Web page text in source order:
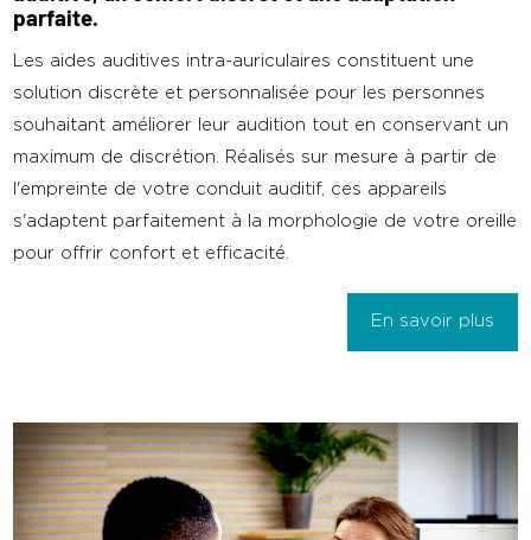
parfaite.
Les aides auditives intra-auriculaires constituent une
solution discrète et personnalisée pour les personnes
souhaitant améliorer leur audition tout en conservant un
maximum de discrétion. Réalisés sur mesure à partir de
l'empreinte de votre conduit auditif, ces appareils
s'adaptent parfaitement à la morphologie de votre oreille
pour offrir confort et efficacité.
En savoir plus